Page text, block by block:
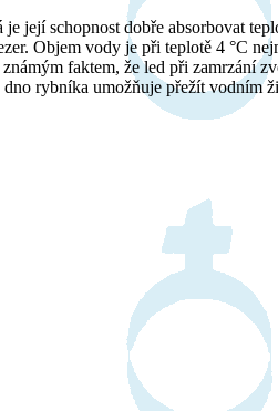
schopnost dobře absorbovat
Objem vody je při teplotě 4 °C
faktem, že led při zamrzání
rybníka umožňuje přežít vodním